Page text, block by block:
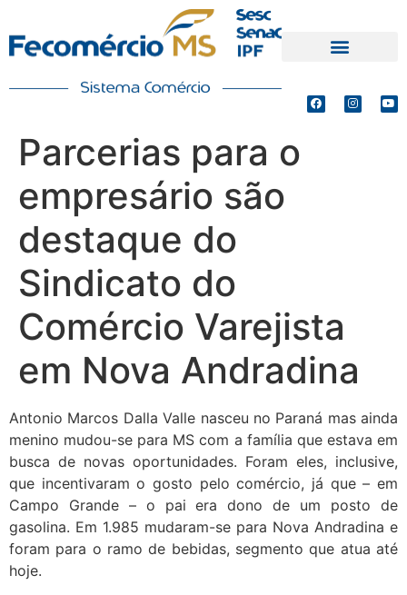
Parcerias para o
empresário são
destaque do
Sindicato do
Comércio Varejista
em Nova Andradina
Antonio Marcos Dalla Valle nasceu no Paraná mas ainda
menino mudou-se para MS com a família que estava em
busca de novas oportunidades. Foram eles, inclusive,
que incentivaram o gosto pelo comércio, já que – em
Campo Grande – o pai era dono de um posto de
gasolina. Em 1.985 mudaram-se para Nova Andradina e
foram para o ramo de bebidas, segmento que atua até
hoje.